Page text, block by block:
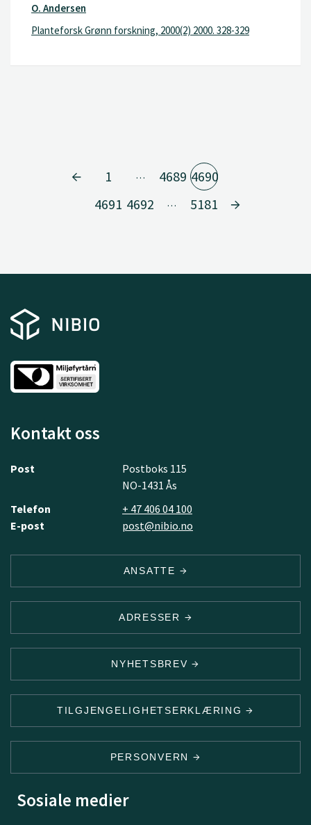
O. Andersen
Planteforsk Grønn forskning, 2000(2) 2000. 328-329
1 … 4689 4690
4691 4692 … 5181
Kontakt oss
Post
Postboks 115
NO-1431 Ås
Telefon
+ 47 406 04 100
E-post
post@nibio.no
ANSATTE
ADRESSER
NYHETSBREV
TILGJENGELIGHETSERKLÆRING
PERSONVERN
Sosiale medier